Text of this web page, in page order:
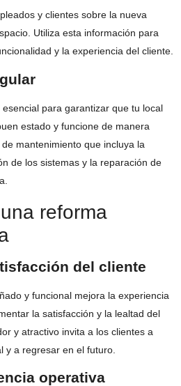
y clientes sobre la nueva
Utiliza esta información para
y la experiencia del cliente.
para garantizar que tu local
estado y funcione de manera
mantenimiento que incluya la
de los sistemas y la reparación de
reforma
del cliente
y funcional mejora la experiencia
la satisfacción y la lealtad del
y atractivo invita a los clientes a
y a regresar en el futuro.
operativa